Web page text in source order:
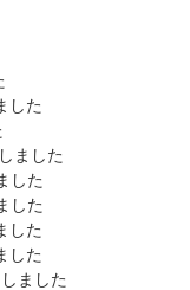
した
ました
した
した
した
した
ました